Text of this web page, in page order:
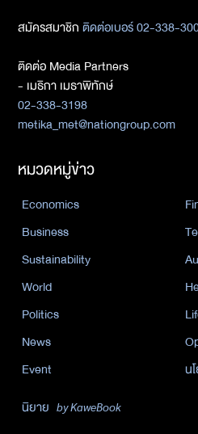
สมัครสมาชิกติดต่อเบอร์ 02-338-
ติดต่อ Media Partners
- เมธิกา เมธาพิทักษ์
02-338-3198
metika_met@nationgroup.com
หมวดหมู่ข่าว
Economics
Business
Sustainability
World
Politics
News
Event
น
นิยาย by KaweBook